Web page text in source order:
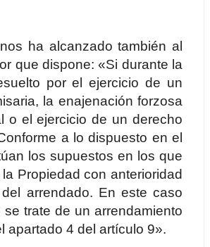
ha alcanzado también al
que dispone: «Si durante la
por el ejercicio de un
la enajenación forzosa
o el ejercicio de un derecho
a lo dispuesto en el
los supuestos en los que
Propiedad con anterioridad
arrendado. En este caso
trate de un arrendamiento
apartado 4 del artículo 9».